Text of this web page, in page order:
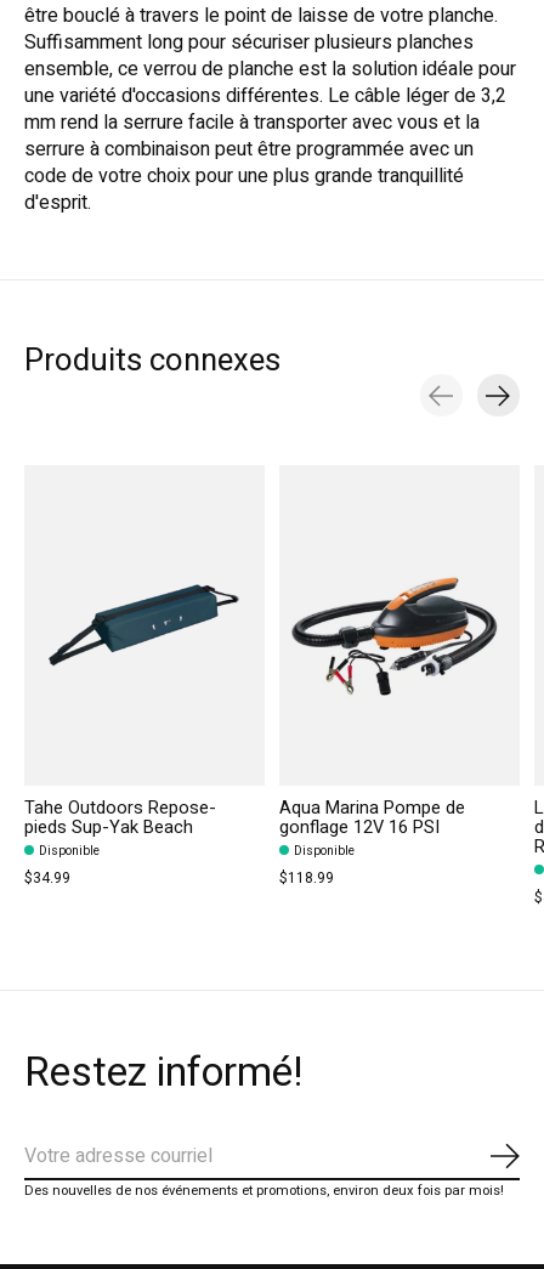
être bouclé à travers le point de laisse de votre planche.
Suffisamment long pour sécuriser plusieurs planches
ensemble, ce verrou de planche est la solution idéale pour
une variété d'occasions différentes. Le câble léger de 3,2
mm rend la serrure facile à transporter avec vous et la
serrure à combinaison peut être programmée avec un
code de votre choix pour une plus grande tranquillité
d'esprit.
Produits connexes
Tahe Outdoors Repose-
pieds Sup-Yak Beach
Disponible
$34.99
Aqua Marina Pompe de
gonflage 12V 16 PSI
Disponible
$118.99
Restez informé!
Des nouvelles de nos événements et promotions, environ deux fois par mois!